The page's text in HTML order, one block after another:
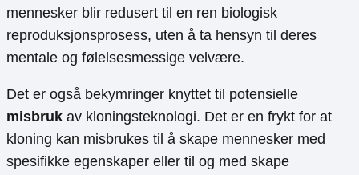
mennesker blir redusert til en ren biologisk
reproduksjonsprosess, uten å ta hensyn til deres
mentale og følelsesmessige velvære.
Det er også bekymringer knyttet til potensielle
misbruk av kloningsteknologi. Det er en frykt for at
kloning kan misbrukes til å skape mennesker med
spesifikke egenskaper eller til og med skape